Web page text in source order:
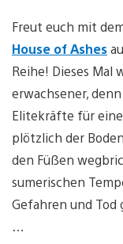
Freut euch mit
House of Ashes
Reihe! Dieses Mal
erwachsener,
Elitekräfte für
plötzlich der
den Füßen
sumerischen
Gefahren und
…